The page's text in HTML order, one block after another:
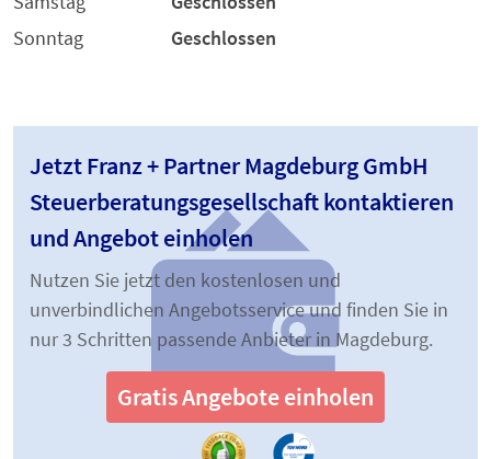
Sonntag
Geschlossen
Jetzt Franz + Partner Magdeburg GmbH
Steuerberatungsgesellschaft kontaktieren
und Angebot einholen
Nutzen Sie jetzt den kostenlosen und
unverbindlichen Angebotsservice und finden Sie in
nur 3 Schritten passende Anbieter in Magdeburg.
Gratis Angebote einholen